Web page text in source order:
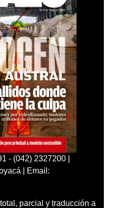
- (042) 2327200 |
| Email:
parcial y traducción a